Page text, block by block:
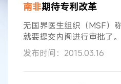
南非期待专利改革
无国界医生组织（MSF）称
就要提交内阁进行审批了
2013年9月公布后一直在接
审查为该草案成为法律前
发布时间：2015.03.16